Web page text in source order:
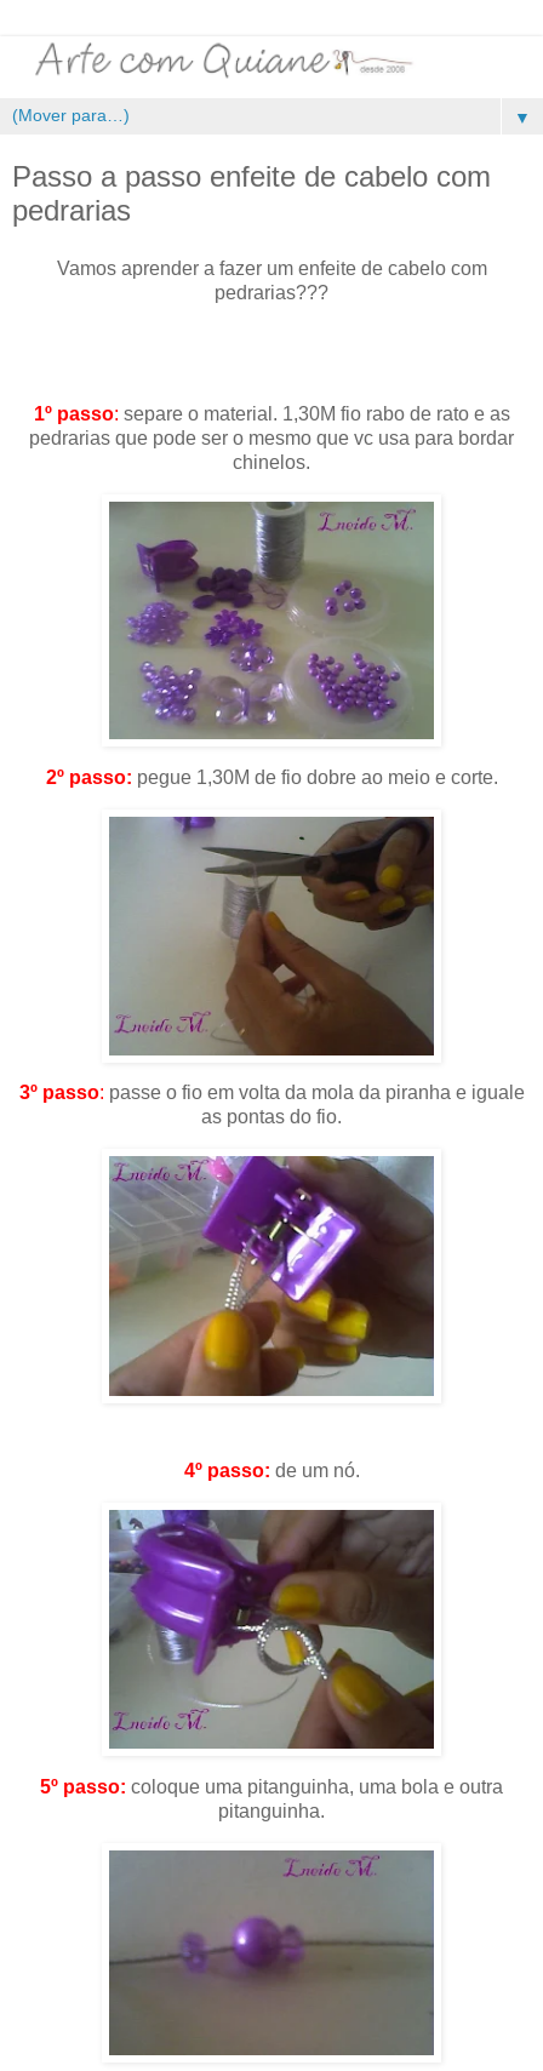
▼
Passo a passo enfeite de cabelo com
pedrarias
Vamos aprender a fazer um enfeite de cabelo com
pedrarias???
1º passo: separe o material. 1,30M fio rabo de rato e as
pedrarias que pode ser o mesmo que vc usa para bordar
chinelos.
2º passo: pegue 1,30M de fio dobre ao meio e corte.
3º passo: passe o fio em volta da mola da piranha e iguale
as pontas do fio.
4º passo: de um nó.
5º passo: coloque uma pitanguinha, uma bola e outra
pitanguinha.